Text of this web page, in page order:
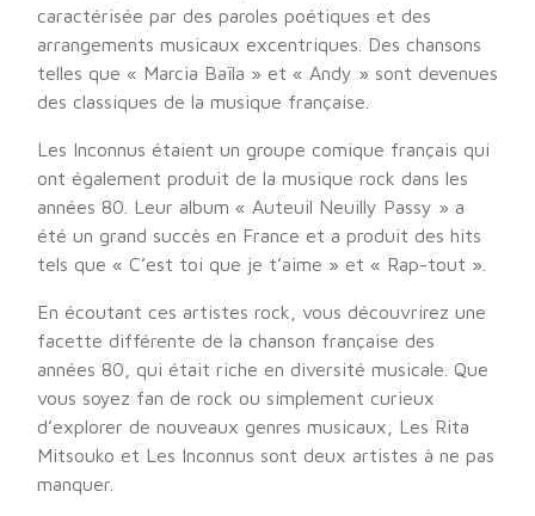
caractérisée par des paroles poétiques et des
arrangements musicaux excentriques. Des chansons
telles que « Marcia Baïla » et « Andy » sont devenues
des classiques de la musique française.
Les Inconnus étaient un groupe comique français qui
ont également produit de la musique rock dans les
années 80. Leur album « Auteuil Neuilly Passy » a
été un grand succès en France et a produit des hits
tels que « C’est toi que je t’aime » et « Rap-tout ».
En écoutant ces artistes rock, vous découvrirez une
facette différente de la chanson française des
années 80, qui était riche en diversité musicale. Que
vous soyez fan de rock ou simplement curieux
d’explorer de nouveaux genres musicaux, Les Rita
Mitsouko et Les Inconnus sont deux artistes à ne pas
manquer.